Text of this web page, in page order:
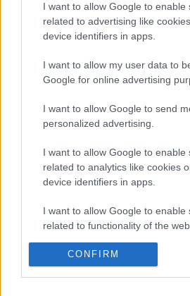
I want to allow Google to enable
related to advertising like
device identifiers in apps.
I want to allow my user data to
Google for online advertising
I want to allow Google to send
personalized advertising.
I want to allow Google to enable
related to analytics like cookies
device identifiers in apps.
I want to allow Google to enable
related to functionality of the
I want to allow Google to enable
related to personalization.
CONFIRM
a római opera intendánsa
helyéről és utódja neve még
Forrás: MTI
Ajánlott bejegyzések:
Indul az e-Trafó